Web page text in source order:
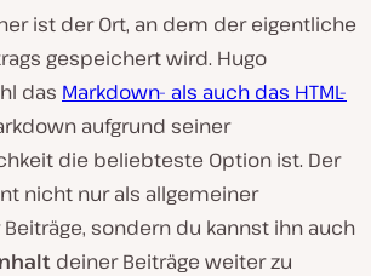
ist der Ort, an dem der eigentliche
gespeichert wird. Hugo
das Markdown- als auch das HTML-
aufgrund seiner
die beliebteste Option ist. Der
nicht nur als allgemeiner
sondern du kannst ihn auch
deiner Beiträge weiter zu